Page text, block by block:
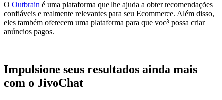
O Outbrain é uma plataforma que lhe ajuda a obter recomendações
confiáveis e realmente relevantes para seu Ecommerce. Além disso,
eles também oferecem uma plataforma para que você possa criar
anúncios pagos.
Impulsione seus resultados ainda mais
com o JivoChat